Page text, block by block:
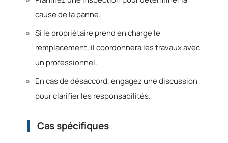
cause de la panne.
Si le propriétaire prend en charge le
remplacement, il coordonnera les travaux avec
un professionnel.
En cas de désaccord, engagez une discussion
pour clarifier les responsabilités.
Cas spécifiques